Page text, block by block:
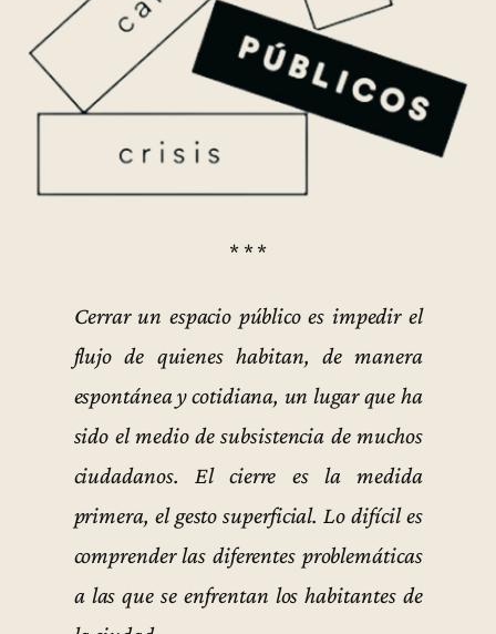
* * *
Cerrar un espacio público es impedir el
flujo de quienes habitan, de manera
espontánea y cotidiana, un lugar que ha
sido el medio de subsistencia de muchos
ciudadanos. El cierre es la medida
primera, el gesto superficial. Lo difícil es
comprender las diferentes problemáticas
a las que se enfrentan los habitantes de